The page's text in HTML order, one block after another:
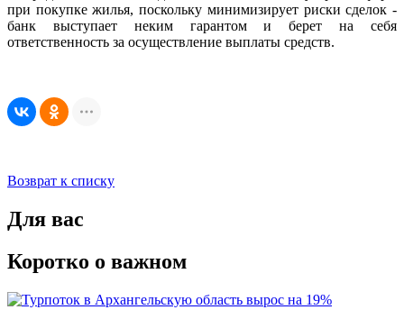
при покупке жилья, поскольку минимизирует риски сделок -
банк выступает неким гарантом и берет на себя
ответственность за осуществление выплаты средств.
Возврат к списку
Для вас
Коротко о важном